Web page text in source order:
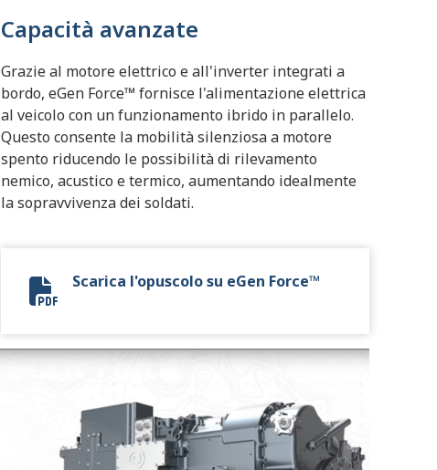
Capacità avanzate
Grazie al motore elettrico e all'inverter integrati a
bordo, eGen Force™ fornisce l'alimentazione elettrica
al veicolo con un funzionamento ibrido in parallelo.
Questo consente la mobilità silenziosa a motore
spento riducendo le possibilità di rilevamento
nemico, acustico e termico, aumentando idealmente
la sopravvivenza dei soldati.
eGen Force Flyer
Scarica l'opuscolo su eGen Force™